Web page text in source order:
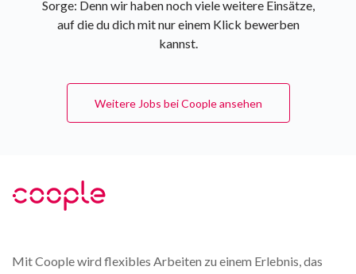
Sorge: Denn wir haben noch viele weitere Einsätze,
auf die du dich mit nur einem Klick bewerben
kannst.
Weitere Jobs bei Coople ansehen
Mit Coople wird flexibles Arbeiten zu einem Erlebnis, das